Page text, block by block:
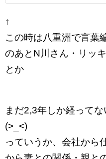
↑
この時は八重洲で言葉
のあとN川さん・リッ
とか
まだ2,3年しか経って
(>_<)
っていうか、会社から